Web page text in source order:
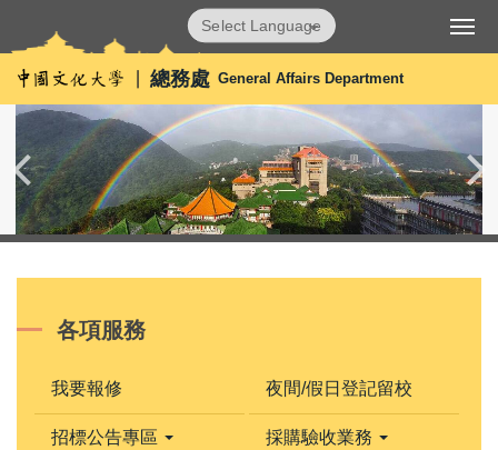
到
主
容
區
總務處 General Affairs Department
Translate
各項服務
我要報修 夜間/假日登記留校
招標公告專區 採購驗收業務